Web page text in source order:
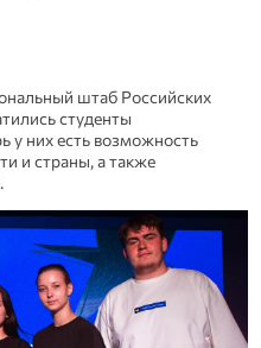
штаб Российских
cтуденты
у них есть возможность
и страны, а также